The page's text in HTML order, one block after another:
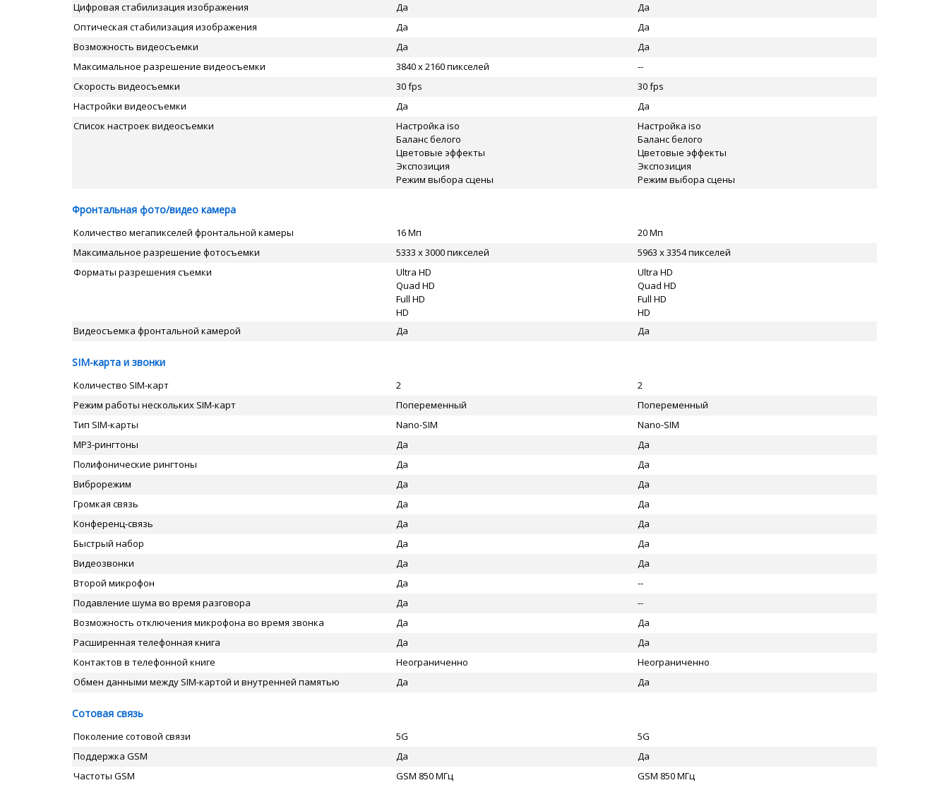
Цифровая стабилизация изображения
Да
Да
Оптическая стабилизация изображения
Да
Да
Возможность видеосъемки
Да
Да
Максимальное разрешение видеосъемки
3840 x 2160 пикселей
--
Скорость видеосъемки
30 fps
30 fps
Настройки видеосъемки
Да
Да
Список настроек видеосъемки
Настройка iso
Баланс белого
Цветовые эффекты
Экспозиция
Режим выбора сцены
Настройка iso
Баланс белого
Цветовые эффекты
Экспозиция
Режим выбора сцены
Фронтальная фото/видео камера
Количество мегапикселей фронтальной камеры 16 Мп
20 Мп
Максимальное разрешение фотосъемки
5333 x 3000 пикселей
5963 x 3354 пикселей
Форматы разрешения съемки
Ultra HD
Quad HD
Full HD
HD
Ultra HD
Quad HD
Full HD
HD
Видеосъемка фронтальной камерой
Да Да
SIM-карта и звонки
Количество SIM-карт 2
2
Режим работы нескольких SIM-карт
Попеременный
Попеременный
Тип SIM-карты
Nano-SIM
Nano-SIM
MP3-рингтоны
Да
Да
Полифонические рингтоны
Да
Да
Виброрежим
Да
Да
Громкая связь
Да
Да
Конференц-связь
Да
Да
Быстрый набор
Да
Да
Видеозвонки
Да
Да
Второй микрофон
Да
--
Подавление шума во время разговора
Да
--
Возможность отключения микрофона во время звонка
Да
Да
Расширенная телефонная книга
Да
Да
Контактов в телефонной книге
Неограниченно
Неограниченно
Обмен данными между SIM-картой и внутренней памятью
Да Да
Сотовая связь
Поколение сотовой связи 5G
5G
Поддержка GSM
Да
Да
Частоты GSM
GSM 850 МГц
GSM 850 МГц